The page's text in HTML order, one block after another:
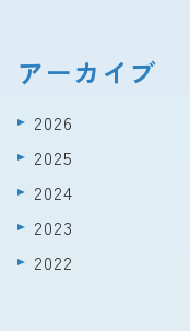
アーカイブ
2026
2025
2024
2023
2022